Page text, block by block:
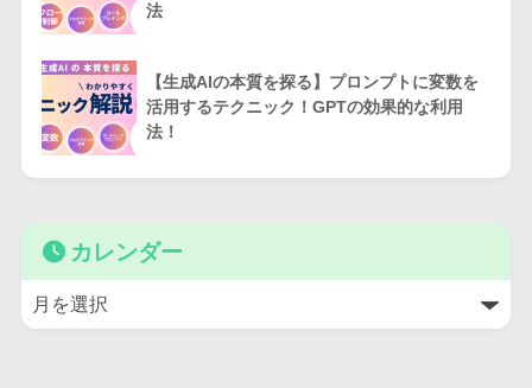
法
【生成AIの本質を探る】プロンプトに変数を
活用するテクニック！GPTの効果的な利用
法！
カレンダー